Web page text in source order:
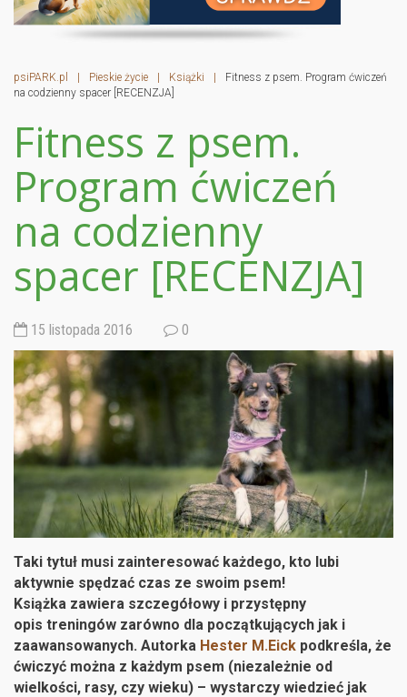
psiPARK.pl | Pieskie życie | Książki |
Fitness z psem. Program ćwiczeń
na codzienny spacer [RECENZJA]
Fitness z psem.
Program ćwiczeń
na codzienny
spacer [RECENZJA]
15 listopada 2016 0
Taki tytuł musi zainteresować każdego, kto lubi
aktywnie spędzać czas ze swoim psem!
Książka zawiera szczegółowy i przystępny
opis treningów zarówno dla początkujących jak i
zaawansowanych. Autorka Hester M.Eick podkreśla, że
ćwiczyć można z każdym psem (niezależnie od
wielkości, rasy, czy wieku) – wystarczy wiedzieć jak